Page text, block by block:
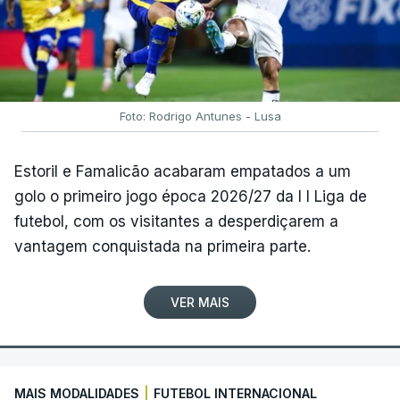
Foto: Rodrigo Antunes - Lusa
Estoril e Famalicão acabaram empatados a um
golo o primeiro jogo época 2026/27 da I I Liga de
futebol, com os visitantes a desperdiçarem a
vantagem conquistada na primeira parte.
VER MAIS
MAIS MODALIDADES FUTEBOL INTERNACIONAL